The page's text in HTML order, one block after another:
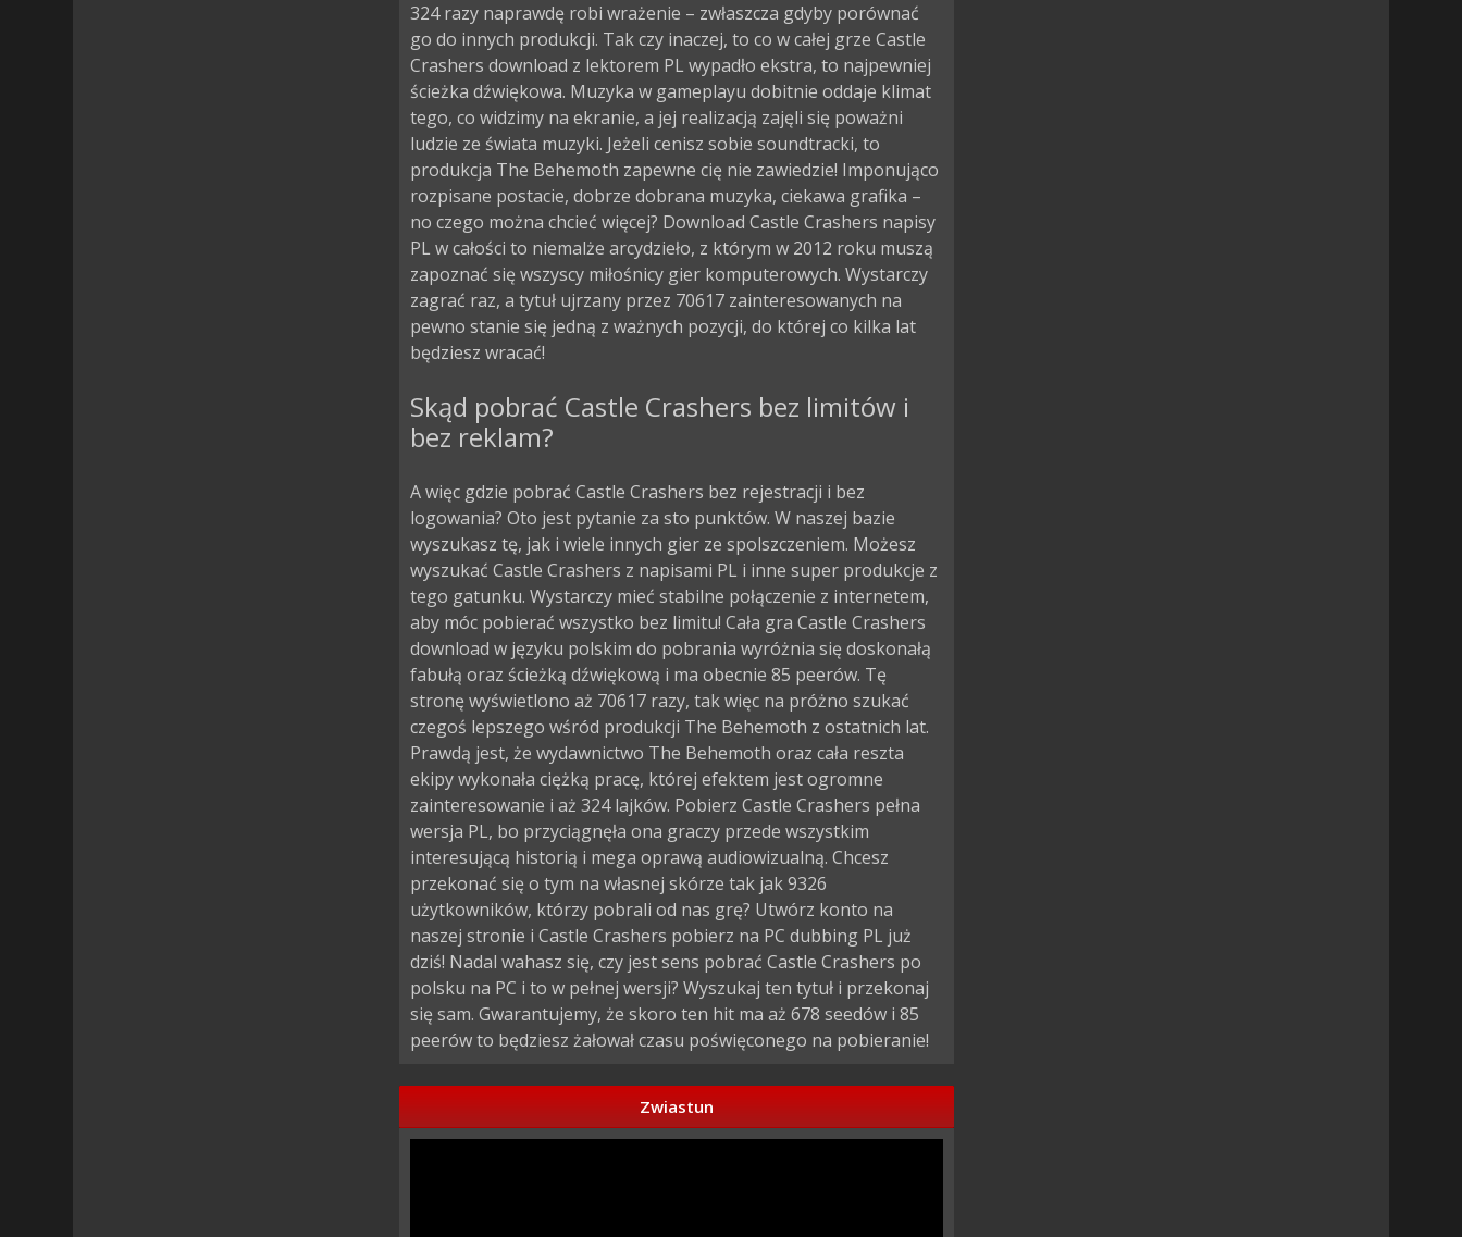
324 razy naprawdę robi wrażenie – zwłaszcza gdyby porównać
go do innych produkcji. Tak czy inaczej, to co w całej grze Castle
Crashers download z lektorem PL wypadło ekstra, to najpewniej
ścieżka dźwiękowa. Muzyka w gameplayu dobitnie oddaje klimat
tego, co widzimy na ekranie, a jej realizacją zajęli się poważni
ludzie ze świata muzyki. Jeżeli cenisz sobie soundtracki, to
produkcja The Behemoth zapewne cię nie zawiedzie! Imponująco
rozpisane postacie, dobrze dobrana muzyka, ciekawa grafika –
no czego można chcieć więcej? Download Castle Crashers napisy
PL w całości to niemalże arcydzieło, z którym w 2012 roku muszą
zapoznać się wszyscy miłośnicy gier komputerowych. Wystarczy
zagrać raz, a tytuł ujrzany przez 70617 zainteresowanych na
pewno stanie się jedną z ważnych pozycji, do której co kilka lat
będziesz wracać!
Skąd pobrać Castle Crashers bez limitów i
bez reklam?
A więc gdzie pobrać Castle Crashers bez rejestracji i bez
logowania? Oto jest pytanie za sto punktów. W naszej bazie
wyszukasz tę, jak i wiele innych gier ze spolszczeniem. Możesz
wyszukać Castle Crashers z napisami PL i inne super produkcje z
tego gatunku. Wystarczy mieć stabilne połączenie z internetem,
aby móc pobierać wszystko bez limitu! Cała gra Castle Crashers
download w języku polskim do pobrania wyróżnia się doskonałą
fabułą oraz ścieżką dźwiękową i ma obecnie 85 peerów. Tę
stronę wyświetlono aż 70617 razy, tak więc na próżno szukać
czegoś lepszego wśród produkcji The Behemoth z ostatnich lat.
Prawdą jest, że wydawnictwo The Behemoth oraz cała reszta
ekipy wykonała ciężką pracę, której efektem jest ogromne
zainteresowanie i aż 324 lajków. Pobierz Castle Crashers pełna
wersja PL, bo przyciągnęła ona graczy przede wszystkim
interesującą historią i mega oprawą audiowizualną. Chcesz
przekonać się o tym na własnej skórze tak jak 9326
użytkowników, którzy pobrali od nas grę? Utwórz konto na
naszej stronie i Castle Crashers pobierz na PC dubbing PL już
dziś! Nadal wahasz się, czy jest sens pobrać Castle Crashers po
polsku na PC i to w pełnej wersji? Wyszukaj ten tytuł i przekonaj
się sam. Gwarantujemy, że skoro ten hit ma aż 678 seedów i 85
peerów to będziesz żałował czasu poświęconego na pobieranie!
Zwiastun